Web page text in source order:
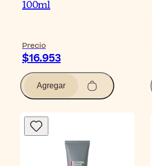
100ml
Precio
$16.953
Agregar